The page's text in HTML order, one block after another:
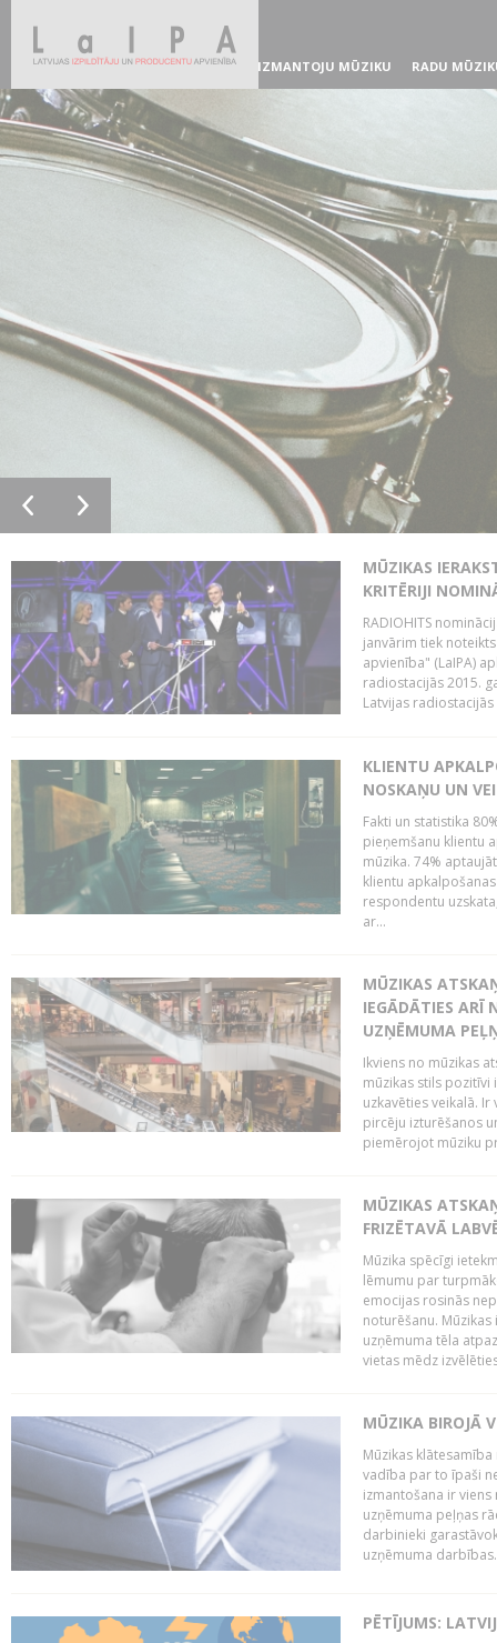
IZMANTOJU MŪZIKU RADU
MŪZIKAS
KRITĒRIJI
RADIOHITS
janvārim tiek
apvienība" (LaIPA)
radiostacijās 2015.
Latvijas
KLIENTU
NOSKAŅU UN
Fakti un statistika
pieņemšanu klientu
mūzika. 74%
klientu
respondentu
ar...
MŪZIKAS
IEGĀDĀTIES ARĪ
UZŅĒMUMA
Ikviens no mūzikas
mūzikas stils pozitīvi
uzkavēties veikalā.
pircēju izturēšanos
piemērojot mūziku
MŪZIKAS
FRIZĒTAVĀ
Mūzika spēcīgi
lēmumu par
emocijas rosinās
noturēšanu.
uzņēmuma tēla
vietas mēdz
MŪZIKA BIROJĀ
Mūzikas
vadība par to īpaši
izmantošana ir
uzņēmuma peļņas
darbinieki
uzņēmuma
PĒTĪJUMS: